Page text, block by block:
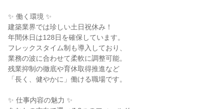
✨ 働く環境 ✨
建築業界では珍しい土日祝休み！
年間休日は128日を確保しています。
フレックスタイム制も導入しており、
業務の波に合わせて柔軟に調整可能。
残業抑制の徹底や育休取得推進など
「長く、健やかに」働ける職場です。
✨ 仕事内容の魅力 ✨